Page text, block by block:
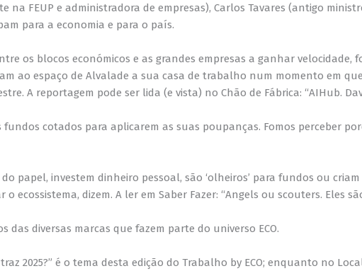
na FEUP e administradora de empresas), Carlos Tavares (antigo
para a economia e para o país.
os blocos económicos e as grandes empresas a ganhar velocidade,
ao espaço de Alvalade a sua casa de trabalho num momento em
A reportagem pode ser lida (e vista) no Chão de Fábrica: “AIHub.
fundos cotados para aplicarem as suas poupanças. Fomos perceber
papel, investem dinheiro pessoal, são ‘olheiros’ para fundos ou
ecossistema, dizem. A ler em Saber Fazer: “Angels ou scouters. Eles
das diversas marcas que fazem parte do universo ECO.
2025?” é o tema desta edição do Trabalho by ECO; enquanto no